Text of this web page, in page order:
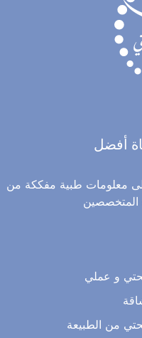
أفضل
معلومات طبية مفككة من
المتخصصين
و عملي
من الطبيعة